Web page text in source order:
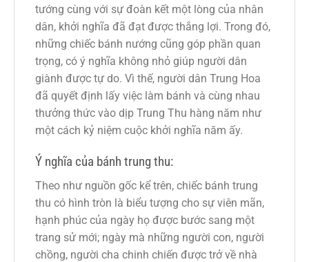
tướng cùng với sự đoàn kết một lòng của nhân
dân, khởi nghĩa đã đạt được thắng lợi. Trong đó,
những chiếc bánh nướng cũng góp phần quan
trọng, có ý nghĩa không nhỏ giúp người dân
giành được tự do. Vì thế, người dân Trung Hoa
đã quyết định lấy việc làm bánh và cùng nhau
thưởng thức vào dịp Trung Thu hàng năm như
một cách kỷ niệm cuộc khởi nghĩa năm ấy.
Ý nghĩa của bánh trung thu:
Theo như nguồn gốc kể trên, chiếc bánh trung
thu có hình tròn là biểu tượng cho sự viên mãn,
hạnh phúc của ngày họ được bước sang một
trang sử mới; ngày mà những người con, người
chồng, người cha chinh chiến được trở về nhà